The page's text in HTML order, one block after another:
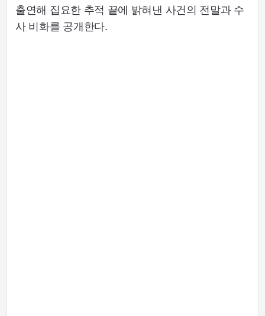
출연해 집요한 추적 끝에 밝혀낸 사건의 전말과 수
사 비화를 공개한다.